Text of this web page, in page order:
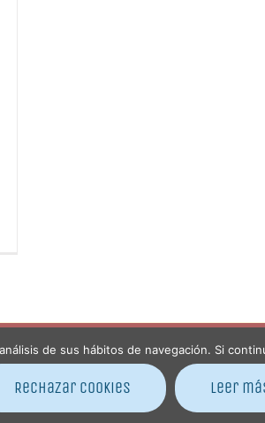
| Diseño porSOYTUTIPO| Todos los derechos
de sus hábitos de navegación. Si
Rechazar cookies Leer